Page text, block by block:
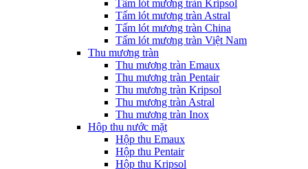
Tấm lót mương tràn Kripsol
Tấm lót mương tràn Astral
Tấm lót mương tràn China
Tấm lót mương tràn Việt Nam
Thu mương tràn
Thu mương tràn Emaux
Thu mương tràn Pentair
Thu mương tràn Kripsol
Thu mương tràn Astral
Thu mương tràn Inox
Hôp thu nước mặt
Hộp thu Emaux
Hộp thu Pentair
Hộp thu Kripsol